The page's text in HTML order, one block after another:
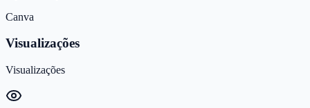
Canva
Visualizações
Visualizações